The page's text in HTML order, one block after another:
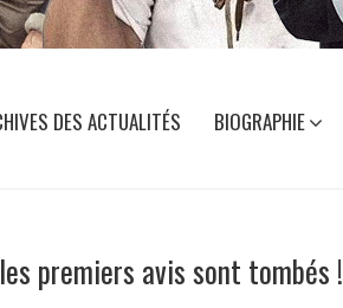
DES ACTUALITÉS BIOGRAPHIE
les premiers avis sont tombés !